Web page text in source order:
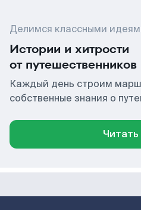
Делимся классными
Истории и хитрости
от путешественников
Каждый день строим
собственные знания о
Читать